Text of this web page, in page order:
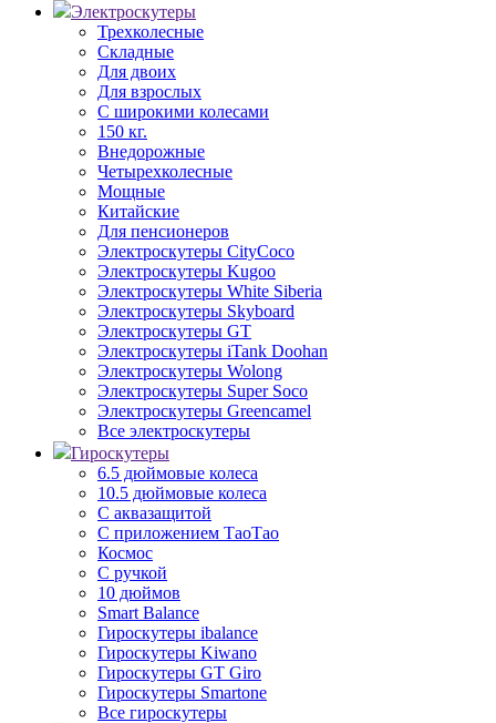
Электроскутеры
Трехколесные
Складные
Для двоих
Для взрослых
С широкими колесами
150 кг.
Внедорожные
Четырехколесные
Мощные
Китайские
Для пенсионеров
Электроскутеры CityCoco
Электроскутеры Kugoo
Электроскутеры White Siberia
Электроскутеры Skyboard
Электроскутеры GT
Электроскутеры iTank Doohan
Электроскутеры Wolong
Электроскутеры Super Soco
Электроскутеры Greencamel
Все электроскутеры
Гироскутеры
6.5 дюймовые колеса
10.5 дюймовые колеса
С аквазащитой
С приложением ТаоТао
Космос
С ручкой
10 дюймов
Smart Balance
Гироскутеры ibalance
Гироскутеры Kiwano
Гироскутеры GT Giro
Гироскутеры Smartone
Все гироскутеры